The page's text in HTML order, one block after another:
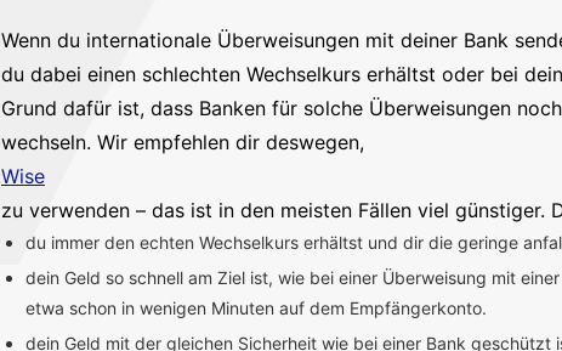
Wenn du internationale Überweisungen mit deiner Bank
du dabei einen schlechten Wechselkurs erhältst oder bei
Grund dafür ist, dass Banken für solche Überweisungen
wechseln. Wir empfehlen dir deswegen,
Wise
zu verwenden – das ist in den meisten Fällen viel günstiger.
du immer den echten Wechselkurs erhältst und dir die geringe
dein Geld so schnell am Ziel ist, wie bei einer Überweisung mit
etwa schon in wenigen Minuten auf dem Empfängerkonto.
dein Geld mit der gleichen Sicherheit wie bei einer Bank geschützt